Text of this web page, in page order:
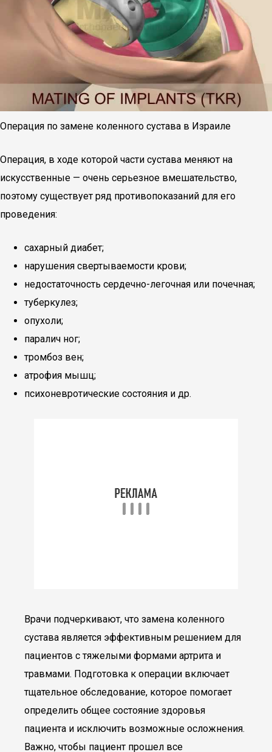
Операция по замене коленного сустава в Израиле
Операция, в ходе которой части сустава меняют на
искусственные — очень серьезное вмешательство,
поэтому существует ряд противопоказаний для его
проведения:
сахарный диабет;
нарушения свертываемости крови;
недостаточность сердечно-легочная или почечная;
туберкулез;
опухоли;
паралич ног;
тромбоз вен;
атрофия мышц;
психоневротические состояния и др.
Врачи подчеркивают, что замена коленного
сустава является эффективным решением для
пациентов с тяжелыми формами артрита и
травмами. Подготовка к операции включает
тщательное обследование, которое помогает
определить общее состояние здоровья
пациента и исключить возможные осложнения.
Важно, чтобы пациент прошел все